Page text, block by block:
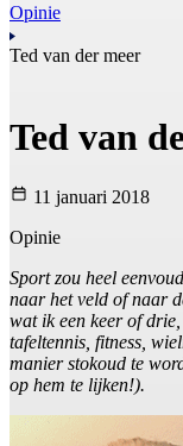
Opinie
Ted van der meer
Ted van
11 januari 2018
Opinie
Sport zou heel
naar het veld of naar
wat ik een keer of
tafeltennis, fitness,
manier stokoud te
op hem te lijken!).